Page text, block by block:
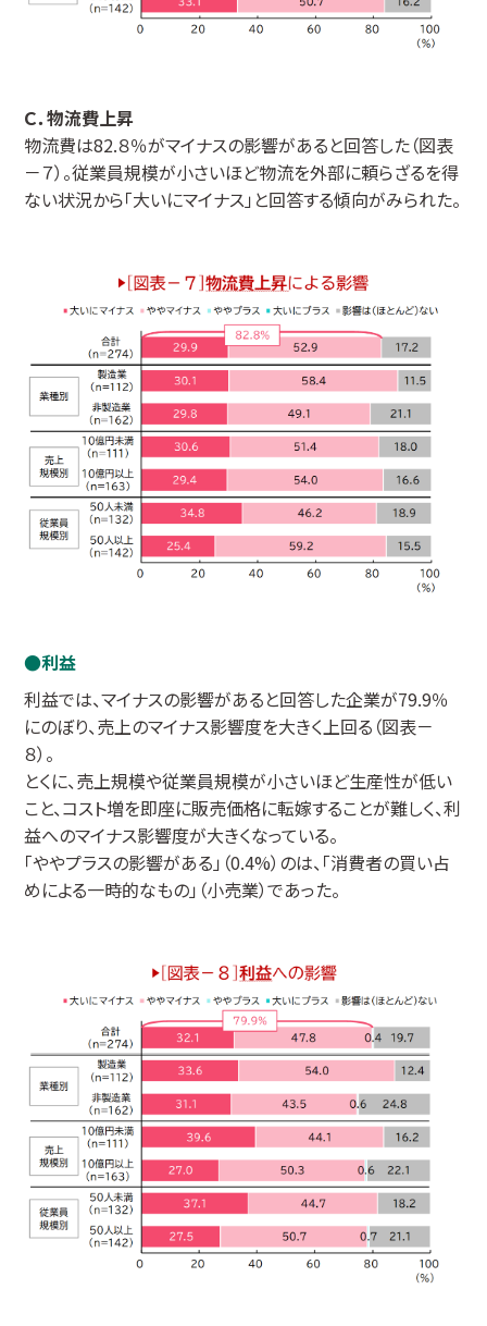
Ｃ．物流費上昇
物流費は82.８％がマイナスの影響があると回答した（図表
－７）。従業員規模が小さいほど物流を外部に頼らざるを得
ない状況から「大いにマイナス」と回答する傾向がみられた。
利益
利益では、マイナスの影響があると回答した企業が79.9％
にのぼり、売上のマイナス影響度を大きく上回る（図表－
８）。
とくに、売上規模や従業員規模が小さいほど生産性が低い
こと、コスト増を即座に販売価格に転嫁することが難しく、利
益へのマイナス影響度が大きくなっている。
「ややプラスの影響がある」（0.4%）のは、「消費者の買い占
めによる一時的なもの」（小売業）であった。